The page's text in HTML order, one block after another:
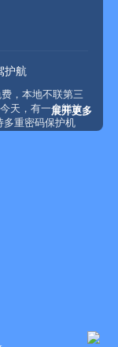
人安心使用。保
护航
，本地不联第三
天，有一个能放
多重密码保护机
，本地不联第三
、文件夹和联系
人安心使用。保
展开更多